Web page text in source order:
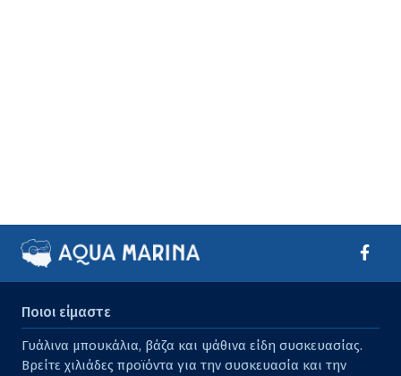
Ποιοι είμαστε
Γυάλινα μπουκάλια, βάζα και ψάθινα είδη συσκευασίας.
Βρείτε χιλιάδες προϊόντα για την συσκευασία και την